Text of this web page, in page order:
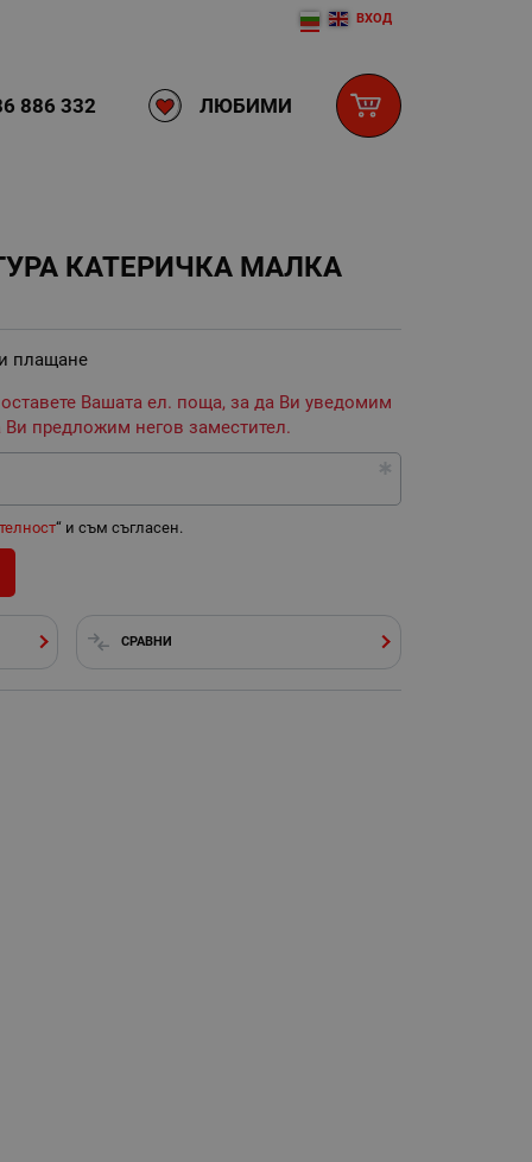
ВХОД
886 332 ЛЮБИМИ
КАТЕРИЧКА МАЛКА
плащане
Вашата ел. поща, за да Ви уведомим
предложим негов заместител.
“ и съм съгласен.
СРАВНИ